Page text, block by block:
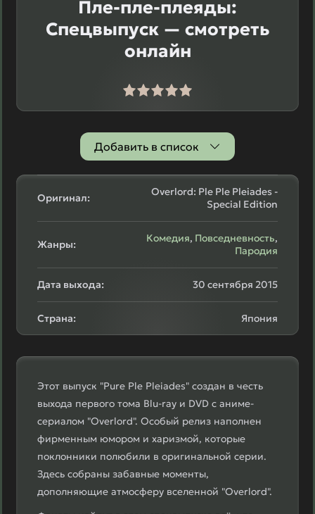
Пле-пле-плеяды:
Спецвыпуск — смотреть
онлайн
Добавить в список
Оригинал:
Overlord: Ple Ple Pleiades -
Special Edition
Жанры: Комедия, Повседневность,
Пародия
Дата выхода: 30 сентября 2015
Страна: Япония
Этот выпуск "Pure Ple Pleiades" создан в честь
выхода первого тома Blu-ray и DVD с аниме-
сериалом "Overlord". Особый релиз наполнен
фирменным юмором и харизмой, которые
поклонники полюбили в оригинальной серии.
Здесь собраны забавные моменты,
дополняющие атмосферу вселенной "Overlord".